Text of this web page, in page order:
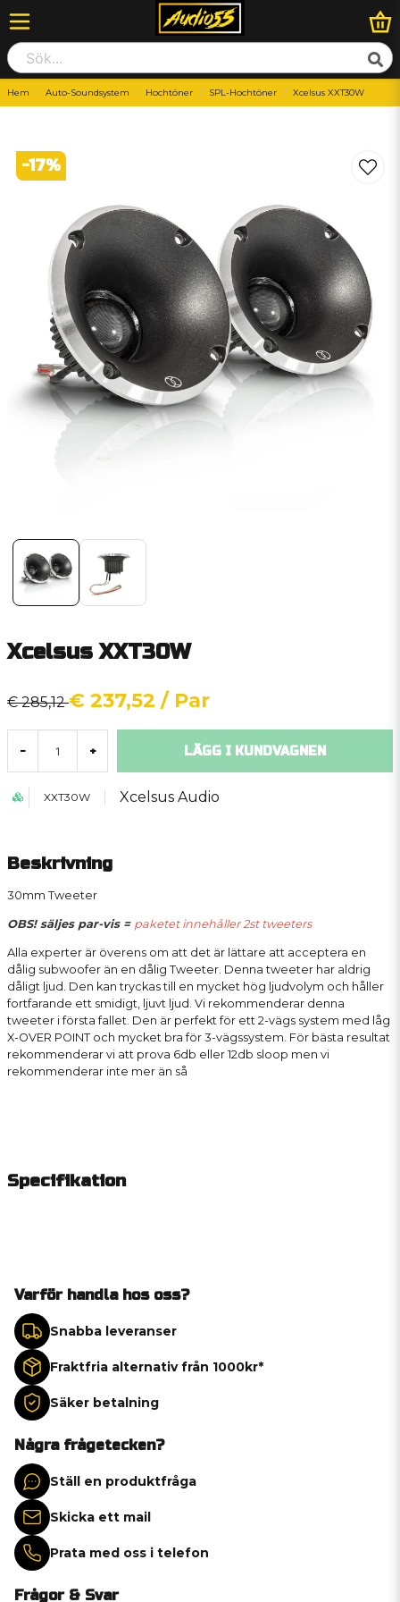
Hem Auto-Soundsystem Hochtöner SPL-Hochtöner Xcelsus XXT30W
-17%
Xcelsus XXT30W
€ 285,12€ 237,52 / Par
- + LÄGG I KUNDVAGNEN
XXT30W Xcelsus Audio
Beskrivning
30mm Tweeter
OBS! säljes par-vis = paketet innehåller 2st tweeters
Alla experter är överens om att det är lättare att acceptera en
dålig subwoofer än en dålig Tweeter. Denna tweeter har aldrig
dåligt ljud. Den kan tryckas till en mycket hög ljudvolym och håller
fortfarande ett smidigt, ljuvt ljud. Vi rekommenderar denna
tweeter i första fallet. Den är perfekt för ett 2-vägs system med låg
X-OVER POINT och mycket bra för 3-vägssystem. För bästa resultat
rekommenderar vi att prova 6db eller 12db sloop men vi
rekommenderar inte mer än så
Specifikation
Varför handla hos oss?
Snabba leveranser
Fraktfria alternativ från 1000kr*
Säker betalning
Några frågetecken?
Ställ en produktfråga
Skicka ett mail
Prata med oss i telefon
Frågor & Svar